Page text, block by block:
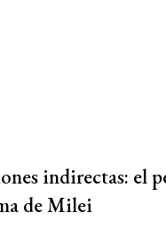
indirectas: el
de Milei